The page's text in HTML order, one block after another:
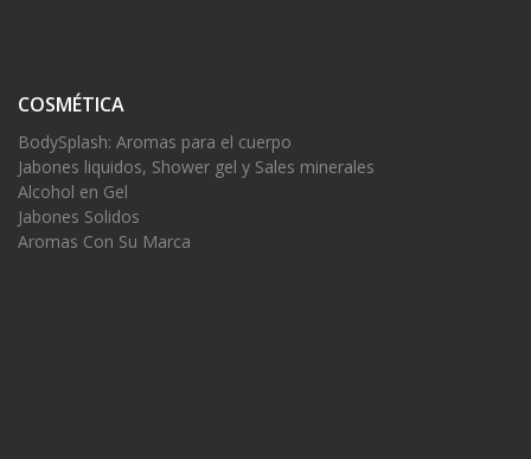
COSMÉTICA
BodySplash: Aromas para el cuerpo
Jabones liquidos, Shower gel y Sales minerales
Alcohol en Gel
Jabones Solidos
Aromas Con Su Marca